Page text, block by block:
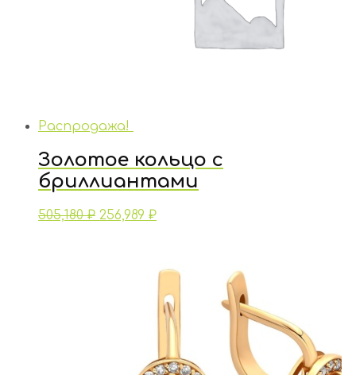
Распродажа!
Золотое кольцо с
бриллиантами
505,180₽ 256,989 ₽